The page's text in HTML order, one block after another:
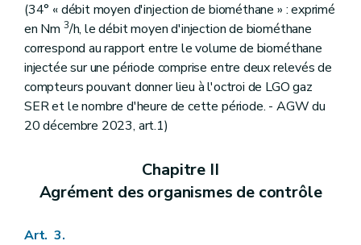
(34° « débit moyen d'injection de biométhane » : exprimé
en Nm 3/h, le débit moyen d'injection de biométhane
correspond au rapport entre le volume de biométhane
injectée sur une période comprise entre deux relevés de
compteurs pouvant donner lieu à l'octroi de LGO gaz
SER et le nombre d'heure de cette période. - AGW du
20 décembre 2023, art.1)
Chapitre II
Agrément des organismes de contrôle
Art. 3.